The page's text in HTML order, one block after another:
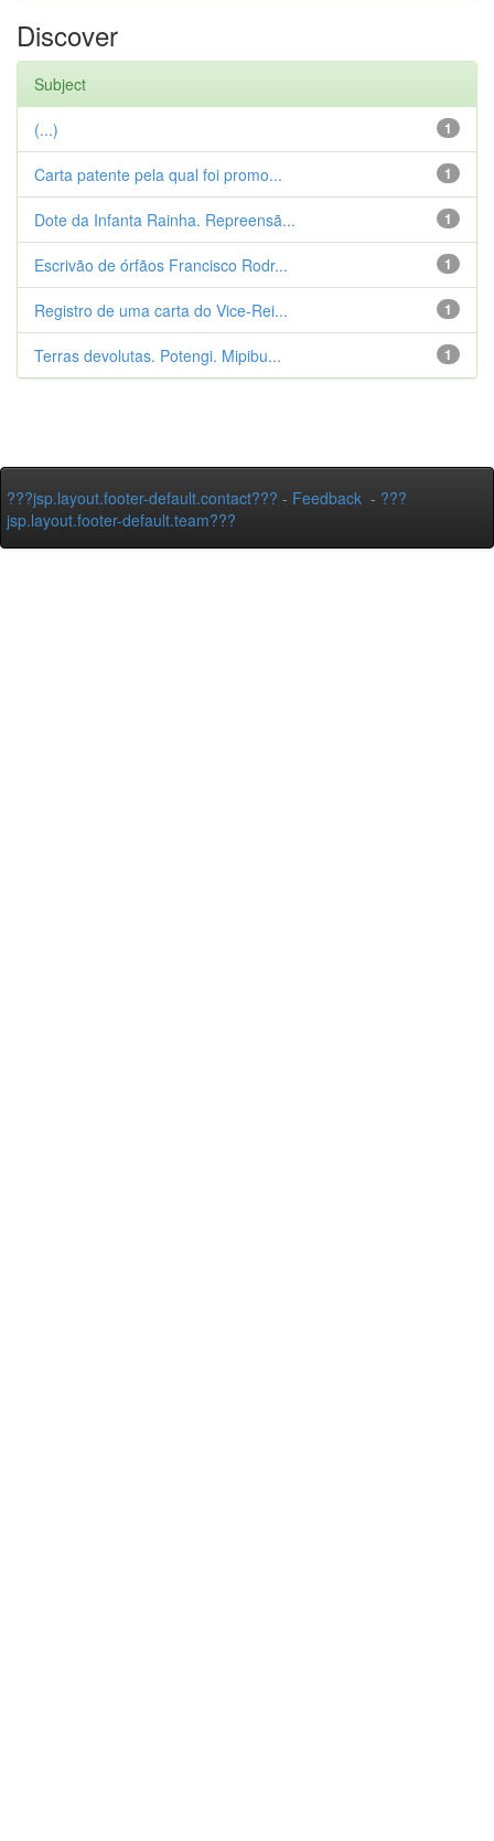
Discover
Subject
1
(...)
1
Carta patente pela qual foi promo...
1
Dote da Infanta Rainha. Repreensã...
1
Escrivão de órfãos Francisco Rodr...
1
Registro de uma carta do Vice-Rei...
1
Terras devolutas. Potengi. Mipibu...
???jsp.layout.footer-default.contact??? - Feedback - ???
jsp.layout.footer-default.team???